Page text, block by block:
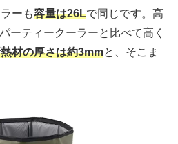
ーも容量は26Lで同じです。高
ーティークーラーと比べて高く
材の厚さは約3mmと、そこま